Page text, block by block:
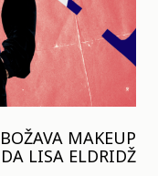
MAKEUP
LISA ELDRIDŽ